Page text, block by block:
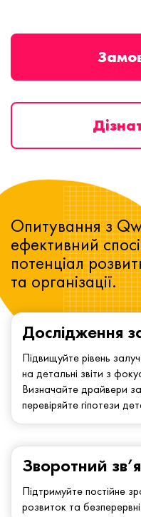
Дослідження
Підвищуйте рівень
на детальні звіти з
Визначайте драйвери
перевіряйте гіпотези
Зворотний
Підтримуйте постійне
розвиток та безперервні
Опитування з
ефективний
потенціал
та організації.